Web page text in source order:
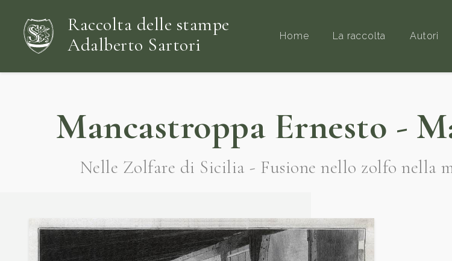
Raccolta delle stampe
Adalberto Sartori
Home La raccolta Autori
Mancastroppa Ernesto -
Nelle Zolfare di Sicilia - Fusione nello zolfo nella